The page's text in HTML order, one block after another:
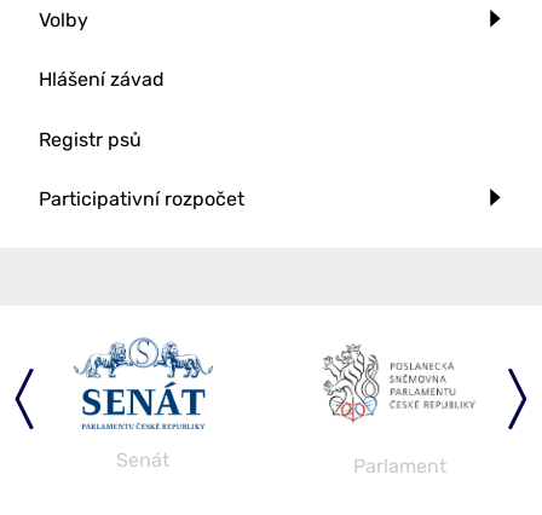
Volby
Hlášení závad
Registr psů
Participativní rozpočet
Senát Parlament